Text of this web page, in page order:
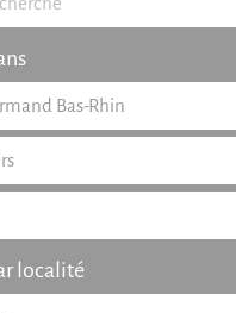
Partenariat
FAQ
Livre d'or
Contact
localité